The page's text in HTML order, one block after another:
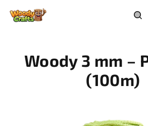
Woody 3 mm –
(100m)